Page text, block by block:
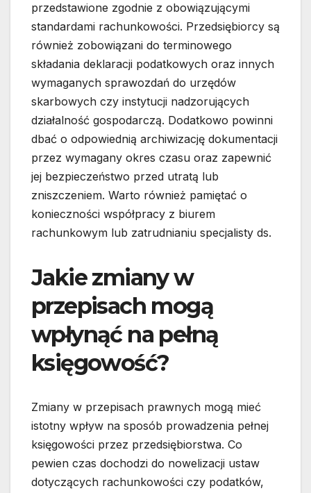
przedstawione zgodnie z obowiązującymi
standardami rachunkowości. Przedsiębiorcy są
również zobowiązani do terminowego
składania deklaracji podatkowych oraz innych
wymaganych sprawozdań do urzędów
skarbowych czy instytucji nadzorujących
działalność gospodarczą. Dodatkowo powinni
dbać o odpowiednią archiwizację dokumentacji
przez wymagany okres czasu oraz zapewnić
jej bezpieczeństwo przed utratą lub
zniszczeniem. Warto również pamiętać o
konieczności współpracy z biurem
rachunkowym lub zatrudnianiu specjalisty ds.
Jakie zmiany w
przepisach mogą
wpłynąć na pełną
księgowość?
Zmiany w przepisach prawnych mogą mieć
istotny wpływ na sposób prowadzenia pełnej
księgowości przez przedsiębiorstwa. Co
pewien czas dochodzi do nowelizacji ustaw
dotyczących rachunkowości czy podatków,